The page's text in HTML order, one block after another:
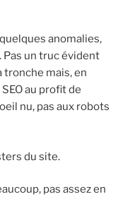
anomalies,
un truc évident
tronche mais, en
au profit de
nu, pas aux robots
du site.
pas assez en